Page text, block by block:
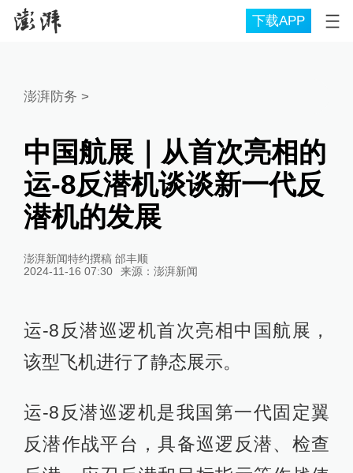
下载APP
澎湃防务 >
中国航展｜从首次亮相的
运-8反潜机谈谈新一代反
潜机的发展
澎湃新闻特约撰稿 邰丰顺
2024-11-16 07:30
来源： 澎湃新闻
运-8反潜巡逻机首次亮相中国航展，
该型飞机进行了静态展示。
运-8反潜巡逻机是我国第一代固定翼
反潜作战平台，具备巡逻反潜、检查